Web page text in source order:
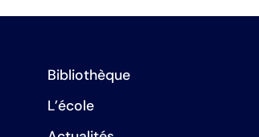
Bibliothèque
L’école